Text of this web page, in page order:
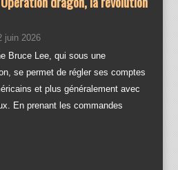
juin 2026
Bruce Lee, qui sous une
se permet de régler ses comptes
et plus généralement avec
En prenant les commandes